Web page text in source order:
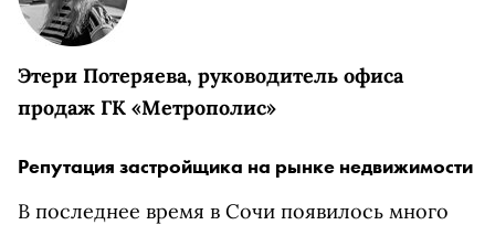
Этери Потеряева, руководитель офиса
продаж ГК «Метрополис»
Репутация застройщика на рынке недвижимости
В последнее время в Сочи появилось много